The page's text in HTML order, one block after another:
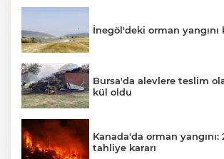
İnegöl'deki orman yangını
Bursa'da alevlere teslim
kül oldu
Kanada'da orman
tahliye kararı